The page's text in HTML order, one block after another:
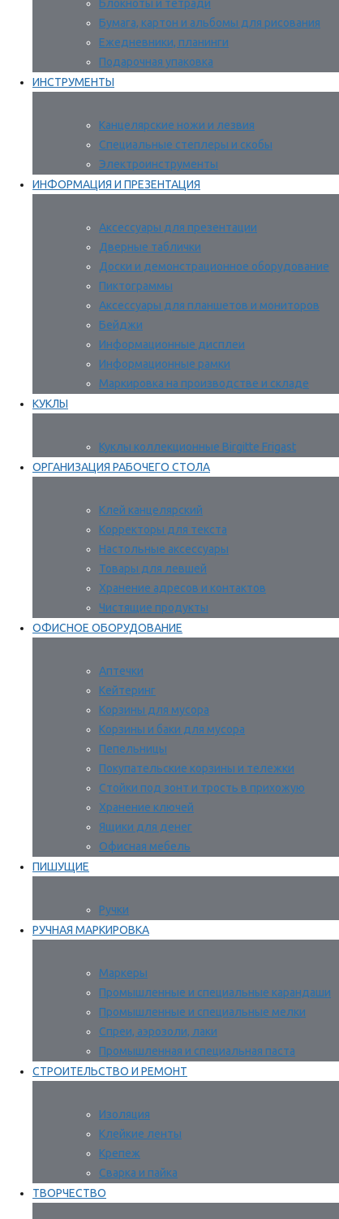
Блокноты и тетради
Бумага, картон и альбомы для рисования
Ежедневники, планинги
Подарочная упаковка
ИНСТРУМЕНТЫ
Канцелярские ножи и лезвия
Специальные степлеры и скобы
Электроинструменты
ИНФОРМАЦИЯ И ПРЕЗЕНТАЦИЯ
Аксессуары для презентации
Дверные таблички
Доски и демонстрационное оборудование
Пиктограммы
Аксессуары для планшетов и мониторов
Бейджи
Информационные дисплеи
Информационные рамки
Маркировка на производстве и складе
КУКЛЫ
Куклы коллекционные Birgitte Frigast
ОРГАНИЗАЦИЯ РАБОЧЕГО СТОЛА
Клей канцелярский
Корректоры для текста
Настольные аксессуары
Товары для левшей
Хранение адресов и контактов
Чистящие продукты
ОФИСНОЕ ОБОРУДОВАНИЕ
Аптечки
Кейтеринг
Корзины для мусора
Корзины и баки для мусора
Пепельницы
Покупательские корзины и тележки
Стойки под зонт и трость в прихожую
Хранение ключей
Ящики для денег
Офисная мебель
ПИШУЩИЕ
Ручки
РУЧНАЯ МАРКИРОВКА
Маркеры
Промышленные и специальные карандаши
Промышленные и специальные мелки
Спреи, аэрозоли, лаки
Промышленная и специальная паста
СТРОИТЕЛЬСТВО И РЕМОНТ
Изоляция
Клейкие ленты
Крепеж
Сварка и пайка
ТВОРЧЕСТВО